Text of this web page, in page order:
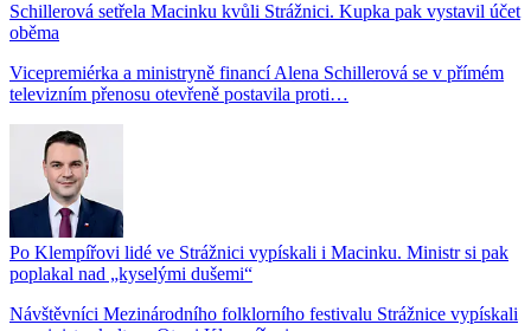
Schillerová setřela Macinku kvůli Strážnici. Kupka pak vystavil účet
oběma
Vicepremiérka a ministryně financí Alena Schillerová se v přímém
televizním přenosu otevřeně postavila proti…
Po Klempířovi lidé ve Strážnici vypískali i Macinku. Ministr si pak
poplakal nad „kyselými dušemi“
Návštěvníci Mezinárodního folklorního festivalu Strážnice vypískali